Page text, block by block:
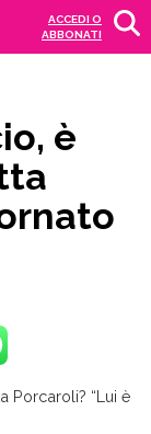
ACCEDI O
ABBONATI
è